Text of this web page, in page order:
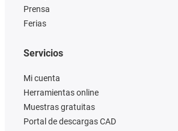
Prensa
Ferias
Servicios
Mi cuenta
Herramientas online
Muestras gratuitas
Portal de descargas CAD